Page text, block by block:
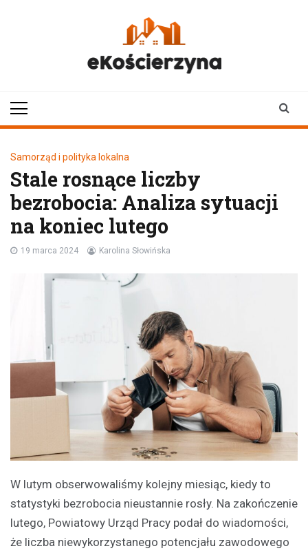
Samorząd i polityka lokalna
Stale rosnące liczby
bezrobocia: Analiza sytuacji
na koniec lutego
19 marca 2024 Karolina Słowińska
W lutym obserwowaliśmy kolejny miesiąc, kiedy to
statystyki bezrobocia nieustannie rosły. Na zakończenie
lutego, Powiatowy Urząd Pracy podał do wiadomości,
że liczba niewykorzystanego potencjału zawodowego